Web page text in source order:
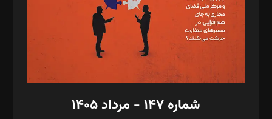
طراح یونیفرم: مجید توکلی
فیلمبرداری و عکاسی: امیر شفیعی، مانی لطفی زاده
گرافیک و صفحه‌آرایی: سید‌سبحان‌علی ثابت
مد‌یر توسعه تجاری: کامبیز برید‌
امور مالی: شاپور رهبری، محمد‌ کاظمی‌نیا
شماره ۱۴۷ - مرداد ۱۴۰۵